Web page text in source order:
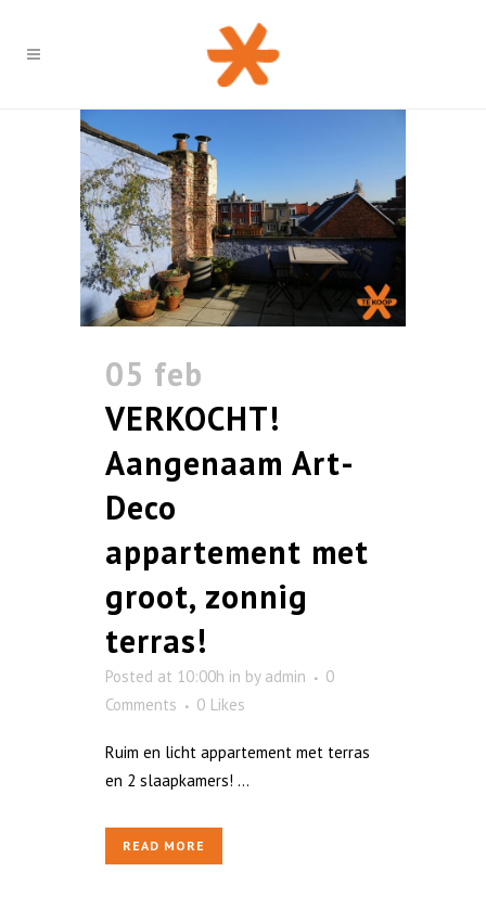
05 feb
VERKOCHT!
Aangenaam Art-
Deco
appartement met
groot, zonnig
terras!
Posted at 10:00h in by admin
0
Comments
0 Likes
Ruim en licht appartement met terras
en 2 slaapkamers! ...
READ MORE